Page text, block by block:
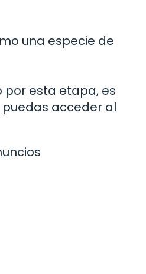
una especie de
por esta etapa, es
acceder al